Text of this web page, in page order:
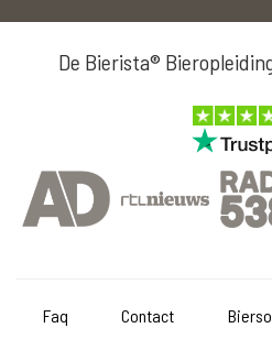
De Bierista®
Faq Contact